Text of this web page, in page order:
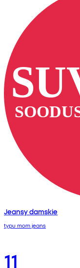
Jeansy damskie
typu mom jeans
11